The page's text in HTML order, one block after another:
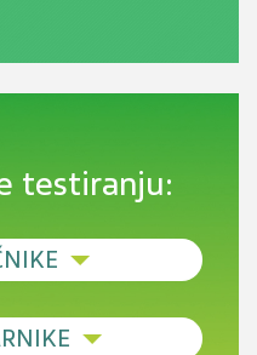
testiranju:
personalizirane